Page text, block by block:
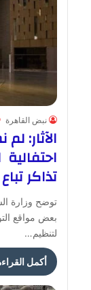
نبض القاهرة
الآثار:
تذاكر
توضح وزارة
بعض مواقع
لتنظيم…
أكمل